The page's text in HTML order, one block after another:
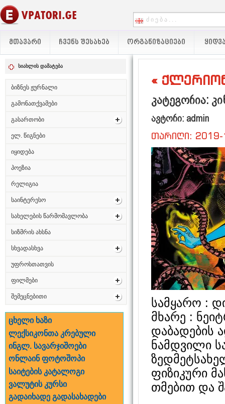
ᲛᲗᲐᲕᲐᲠᲘ ᲩᲕᲔᲜᲡ ᲨᲔᲡᲐᲮᲔᲑ ᲝᲠᲒᲐᲜᲘᲖᲐᲪᲘᲔᲑᲘ
სიახლის დამატება
ბიზნეს ჟურნალი
გამონათქვამები
გასართობი
ელ. წიგნები
იყიდება
პოეზია
რელიგია
საინტერესო
სახელების წარმომავლობა
სიზმრის ახსნა
სხვადასხვა
უფროსთათვის
ფილმები
შემეცნებითი
ცხელი ხაზი
ლექსიკონთა კრებული
ინგლ. სავარჯიშოები
ონლაინ ფოტოშოპი
საიტების კატალოგი
ვალუტის კურსი
გადაიხადე გადასახადები
«
კატეგორია:
ავტორი: admin
თარიღი:
სამყარო :
მხარე :
დაბადების
ნამდვილი
ფიზიკური
თმებით და